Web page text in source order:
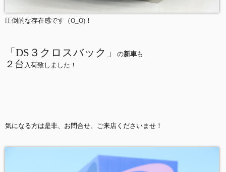
圧倒的な存在感です（O_O)！
「DS３クロスバック」 の新車も
２台 入荷致しました！
気になる方は是非、お問合せ、ご来店くださいませ！